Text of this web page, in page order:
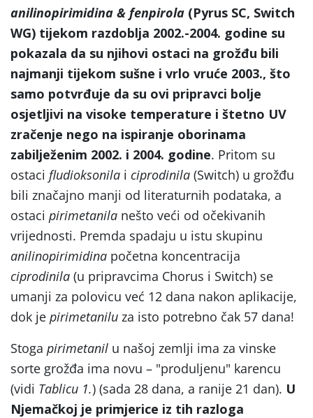
anilinopirimidina & fenpirola (Pyrus SC, Switch
WG) tijekom razdoblja 2002.-2004. godine su
pokazala da su njihovi ostaci na grožđu bili
najmanji tijekom sušne i vrlo vruće 2003., što
samo potvrđuje da su ovi pripravci bolje
osjetljivi na visoke temperature i štetno UV
zračenje nego na ispiranje oborinama
zabilježenim 2002. i 2004. godine. Pritom su
ostaci fludioksonila i ciprodinila (Switch) u grožđu
bili značajno manji od literaturnih podataka, a
ostaci pirimetanila nešto veći od očekivanih
vrijednosti. Premda spadaju u istu skupinu
anilinopirimidina početna koncentracija
ciprodinila (u pripravcima Chorus i Switch) se
umanji za polovicu već 12 dana nakon aplikacije,
dok je pirimetanilu za isto potrebno čak 57 dana!
Stoga pirimetanil u našoj zemlji ima za vinske
sorte grožđa ima novu – "produljenu" karencu
(vidi Tablicu 1.) (sada 28 dana, a ranije 21 dan). U
Njemačkoj je primjerice iz tih razloga